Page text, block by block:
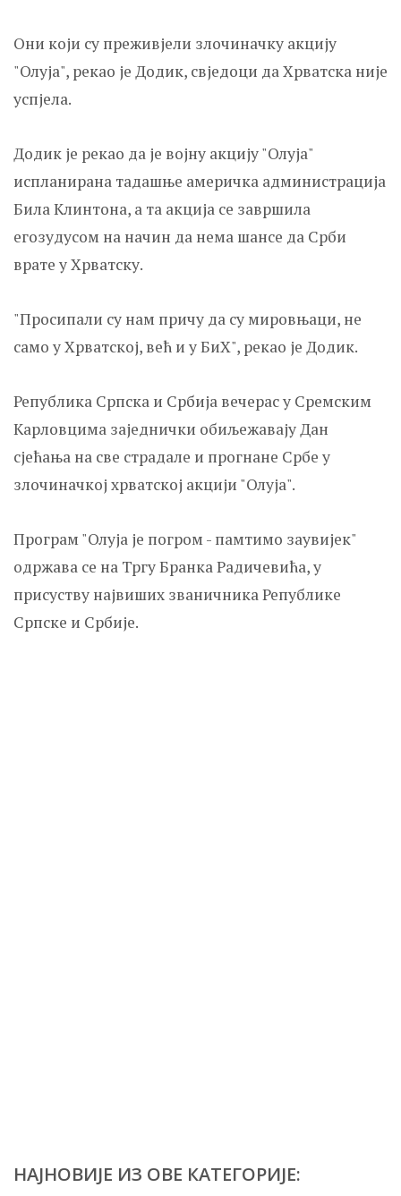
Они који су преживјели злочиначку акцију
"Олуја", рекао је Додик, свједоци да Хрватска није
успјела.
Додик је рекао да је војну акцију "Олуја"
испланирана тадашње америчка администрација
Била Kлинтона, а та акција се завршила
егозудусом на начин да нема шансе да Срби
врате у Хрватску.
"Просипали су нам причу да су мировњаци, не
само у Хрватској, већ и у БиХ", рекао је Додик.
Република Српска и Србија вечерас у Сремским
Kарловцима заједнички обиљежавају Дан
сјећања на све страдале и прогнане Србе у
злочиначкој хрватској акцији "Олуја".
Програм "Олуја је погром - памтимо заувијек"
одржава се на Тргу Бранка Радичевића, у
присуству највиших званичника Републике
Српске и Србије.
НАЈНОВИЈЕ ИЗ ОВЕ КАТЕГОРИЈЕ: